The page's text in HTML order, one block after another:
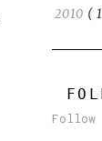
2010 (
Follow